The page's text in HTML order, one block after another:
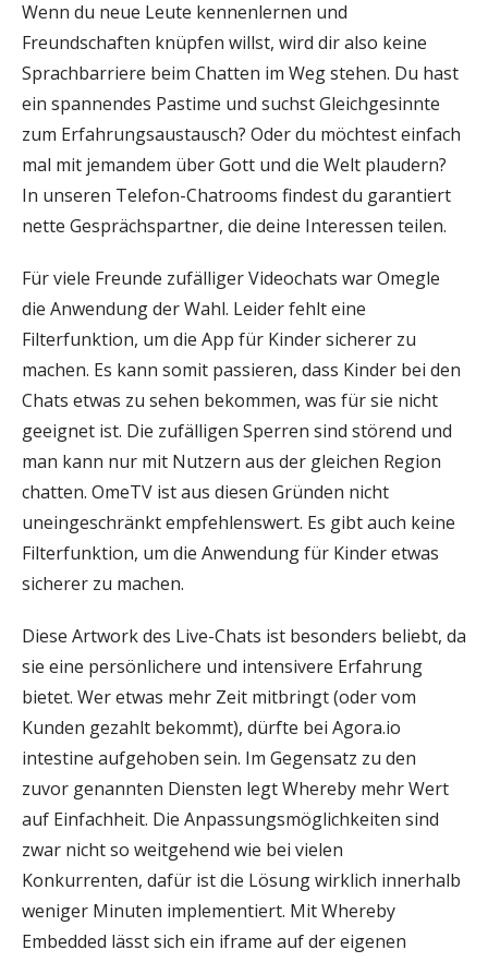
Wenn du neue Leute kennenlernen und
Freundschaften knüpfen willst, wird dir also keine
Sprachbarriere beim Chatten im Weg stehen. Du hast
ein spannendes Pastime und suchst Gleichgesinnte
zum Erfahrungsaustausch? Oder du möchtest einfach
mal mit jemandem über Gott und die Welt plaudern?
In unseren Telefon-Chatrooms findest du garantiert
nette Gesprächspartner, die deine Interessen teilen.
Für viele Freunde zufälliger Videochats war Omegle
die Anwendung der Wahl. Leider fehlt eine
Filterfunktion, um die App für Kinder sicherer zu
machen. Es kann somit passieren, dass Kinder bei den
Chats etwas zu sehen bekommen, was für sie nicht
geeignet ist. Die zufälligen Sperren sind störend und
man kann nur mit Nutzern aus der gleichen Region
chatten. OmeTV ist aus diesen Gründen nicht
uneingeschränkt empfehlenswert. Es gibt auch keine
Filterfunktion, um die Anwendung für Kinder etwas
sicherer zu machen.
Diese Artwork des Live-Chats ist besonders beliebt, da
sie eine persönlichere und intensivere Erfahrung
bietet. Wer etwas mehr Zeit mitbringt (oder vom
Kunden gezahlt bekommt), dürfte bei Agora.io
intestine aufgehoben sein. Im Gegensatz zu den
zuvor genannten Diensten legt Whereby mehr Wert
auf Einfachheit. Die Anpassungsmöglichkeiten sind
zwar nicht so weitgehend wie bei vielen
Konkurrenten, dafür ist die Lösung wirklich innerhalb
weniger Minuten implementiert. Mit Whereby
Embedded lässt sich ein iframe auf der eigenen